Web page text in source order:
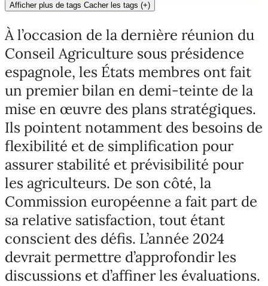
Afficher plus de tags Cacher les tags (+)
À l’occasion de la dernière réunion du
Conseil Agriculture sous présidence
espagnole, les États membres ont fait
un premier bilan en demi-teinte de la
mise en œuvre des plans stratégiques.
Ils pointent notamment des besoins de
flexibilité et de simplification pour
assurer stabilité et prévisibilité pour
les agriculteurs. De son côté, la
Commission européenne a fait part de
sa relative satisfaction, tout étant
conscient des défis. L’année 2024
devrait permettre d’approfondir les
discussions et d’affiner les évaluations.